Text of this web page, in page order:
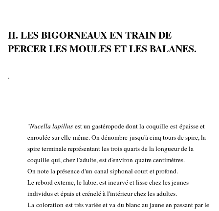
II. LES BIGORNEAUX EN TRAIN DE
PERCER LES MOULES ET LES BALANES.
.
"Nucella lapillus est un gastéropode dont la coquille est épaisse et
enroulée sur elle-même. On dénombre jusqu'à cinq tours de spire, la
spire terminale représentant les trois quarts de la longueur de la
coquille qui, chez l'adulte, est d'environ quatre centimètres.
On note la présence d'un canal siphonal court et profond.
Le rebord externe, le labre, est incurvé et lisse chez les jeunes
individus et épais et crénelé à l'intérieur chez les adultes.
La coloration est très variée et va du blanc au jaune en passant par le